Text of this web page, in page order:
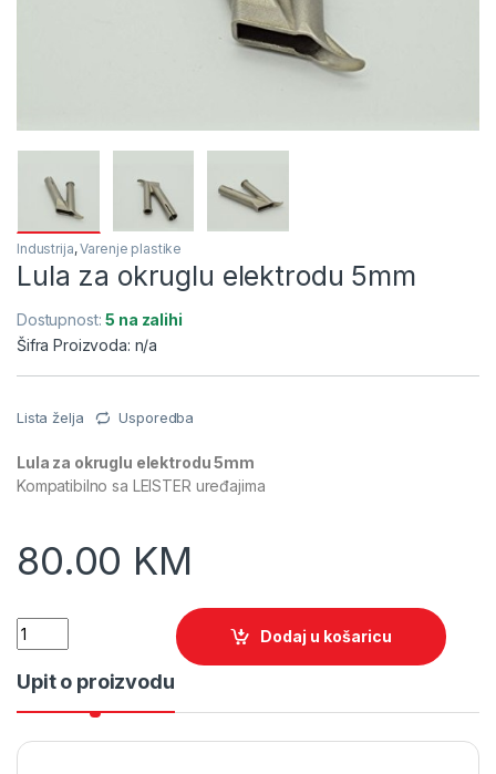
Industrija,Varenje plastike
Lula za okruglu elektrodu 5mm
Dostupnost:5 na zalihi
Šifra Proizvoda: n/a
Lista želja Usporedba
Lula za okruglu elektrodu 5mm
Kompatibilno sa LEISTER uređajima
80.00 KM
Quantity
Dodaj u košaricu
Upit o proizvodu